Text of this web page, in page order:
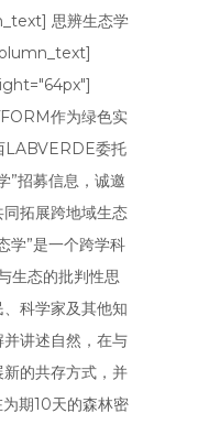
思辨生态学
作为绿色实
LABVERDE委托
”招募信息，诚邀
拓展跨地域生态
学”是一个跨学科
生态的批判性思
科学家及其他知
讲述自然，在与
的共存方式，并
期10天的森林密